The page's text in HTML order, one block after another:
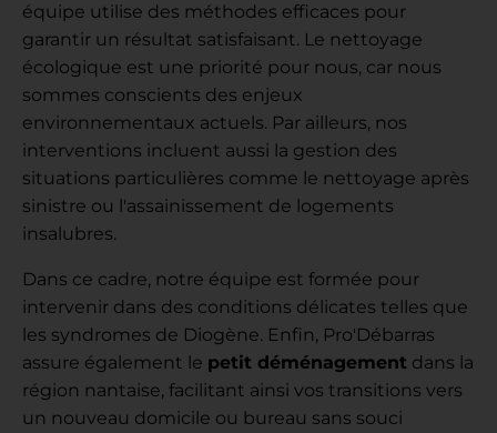
équipe utilise des méthodes efficaces pour
garantir un résultat satisfaisant. Le nettoyage
écologique est une priorité pour nous, car nous
sommes conscients des enjeux
environnementaux actuels. Par ailleurs, nos
interventions incluent aussi la gestion des
situations particulières comme le nettoyage après
sinistre ou l'assainissement de logements
insalubres.
Dans ce cadre, notre équipe est formée pour
intervenir dans des conditions délicates telles que
les syndromes de Diogène. Enfin, Pro'Débarras
assure également le petit déménagement dans la
région nantaise, facilitant ainsi vos transitions vers
un nouveau domicile ou bureau sans souci